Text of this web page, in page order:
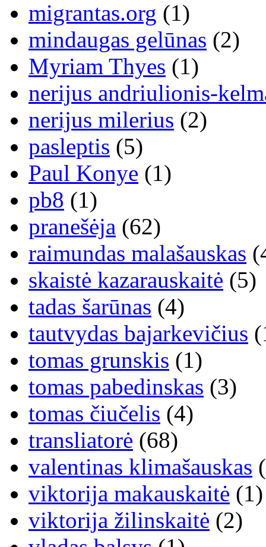
migrantas.org (1)
mindaugas gelūnas (2)
Myriam Thyes (1)
nerijus andriulionis-
nerijus milerius (2)
pasleptis (5)
Paul Konye (1)
pb8 (1)
pranešėja (62)
raimundas malašauskas
skaistė kazarauskaitė (5)
tadas šarūnas (4)
tautvydas bajarkevičius
tomas grunskis (1)
tomas pabedinskas (3)
tomas čiučelis (4)
transliatorė (68)
valentinas klimašauskas
viktorija makauskaitė (1)
viktorija žilinskaitė (2)